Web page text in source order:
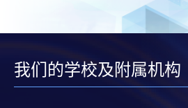
我们的学校及附属机构